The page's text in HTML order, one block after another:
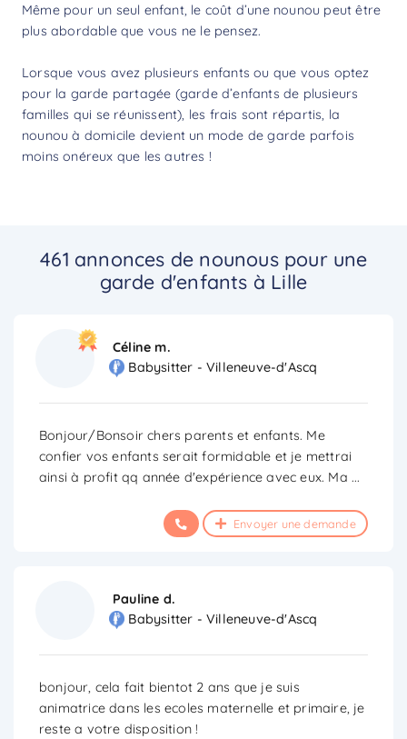
Même pour un seul enfant, le coût d’une nounou peut être
plus abordable que vous ne le pensez.
Lorsque vous avez plusieurs enfants ou que vous optez
pour la garde partagée (garde d’enfants de plusieurs
familles qui se réunissent), les frais sont répartis, la
nounou à domicile devient un mode de garde parfois
moins onéreux que les autres !
461 annonces de nounous pour une
garde d'enfants à Lille
Céline m.
Babysitter - Villeneuve-d'Ascq
Bonjour/Bonsoir chers parents et enfants. Me
confier vos enfants serait formidable et je mettrai
ainsi à profit qq année d'expérience avec eux. Ma...
Envoyer une demande
Pauline d.
Babysitter - Villeneuve-d'Ascq
bonjour, cela fait bientot 2 ans que je suis
animatrice dans les ecoles maternelle et primaire, je
reste a votre disposition !